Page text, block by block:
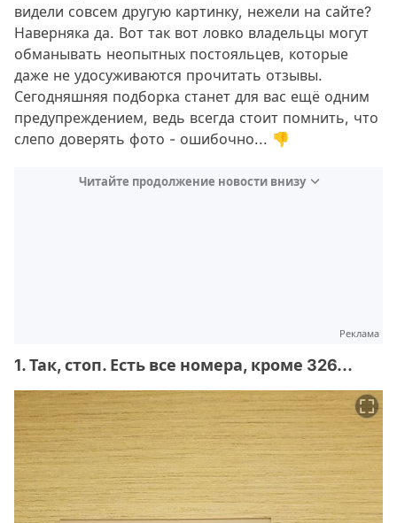
видели совсем другую картинку, нежели на сайте?
Наверняка да. Вот так вот ловко владельцы могут
обманывать неопытных постояльцев, которые
даже не удосуживаются прочитать отзывы.
Сегодняшняя подборка станет для вас ещё одним
предупреждением, ведь всегда стоит помнить, что
слепо доверять фото - ошибочно... 👎
Читайте продолжение новости внизу
Реклама
1. Так, стоп. Есть все номера, кроме 326...